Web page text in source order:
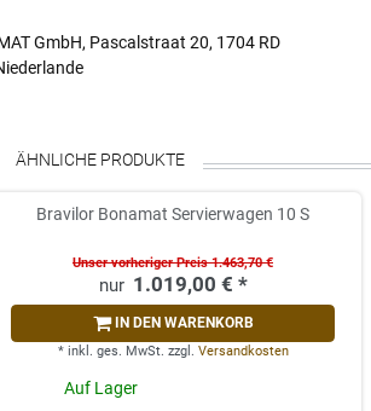
GmbH, Pascalstraat 20, 1704 RD
ÄHNLICHE PRODUKTE
Bravilor Bonamat Servierwagen 10 S
Unser vorheriger Preis 1.463,70 €
1.019,00 € *
IN DEN WARENKORB
* inkl. ges. MwSt. zzgl. Versandkosten
Auf Lager